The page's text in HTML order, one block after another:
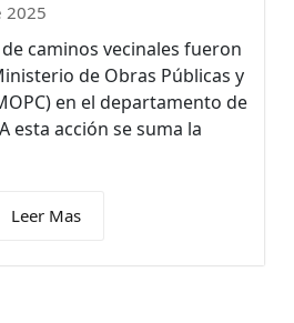
2025
caminos vecinales fueron
de Obras Públicas y
en el departamento de
esta acción se suma la
Leer Mas